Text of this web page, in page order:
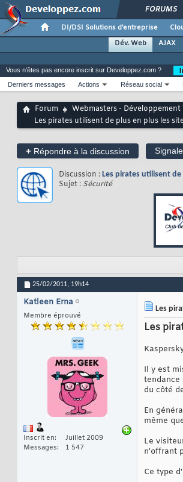
FORUMS
DI/DSI Solutions d'entreprise
Dév. Web
AJAX
Vous n'êtes pas encore inscrit sur Developpez.com ?
Derniers messages
Actions Réseau social
Forum Webmasters - Développement
Les pirates utilisent de plus en plus les
+ Répondre à la discussion
Discussion : Les pirates utilisent
Sujet : Sécurité
25/02/2011, 19h14
Katleen Erna
Membre éprouvé
Inscrit en
Juillet 2009
Messages
1 547
Les
Les
Il y est
tendance
du côté
En
même
Le
n'offrant
Ce type